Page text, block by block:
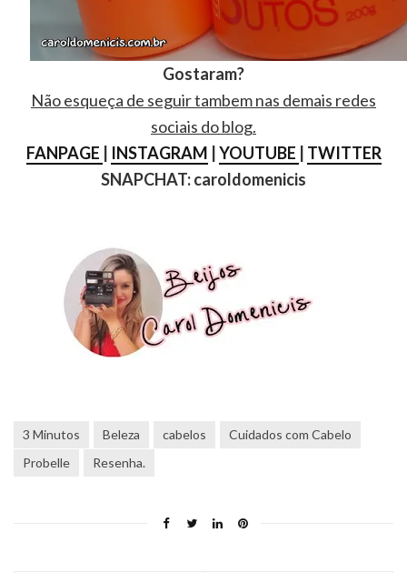
Gostaram?
Não esqueça de seguir tambem nas demais redes
sociais do blog.
FANPAGE | INSTAGRAM |YOUTUBE | TWITTER
SNAPCHAT: caroldomenicis
3 Minutos Beleza cabelos
Cuidados com Cabelo
Probelle
Resenha.